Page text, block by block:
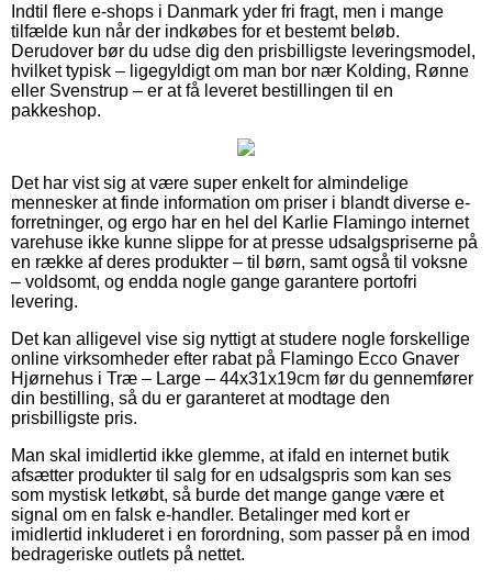
Indtil flere e-shops i Danmark yder fri fragt, men i mange
tilfælde kun når der indkøbes for et bestemt beløb.
Derudover bør du udse dig den prisbilligste leveringsmodel,
hvilket typisk – ligegyldigt om man bor nær Kolding, Rønne
eller Svenstrup – er at få leveret bestillingen til en
pakkeshop.
Det har vist sig at være super enkelt for almindelige
mennesker at finde information om priser i blandt diverse e-
forretninger, og ergo har en hel del Karlie Flamingo internet
varehuse ikke kunne slippe for at presse udsalgspriserne på
en række af deres produkter – til børn, samt også til voksne
– voldsomt, og endda nogle gange garantere portofri
levering.
Det kan alligevel vise sig nyttigt at studere nogle forskellige
online virksomheder efter rabat på Flamingo Ecco Gnaver
Hjørnehus i Træ – Large – 44x31x19cm før du gennemfører
din bestilling, så du er garanteret at modtage den
prisbilligste pris.
Man skal imidlertid ikke glemme, at ifald en internet butik
afsætter produkter til salg for en udsalgspris som kan ses
som mystisk letkøbt, så burde det mange gange være et
signal om en falsk e-handler. Betalinger med kort er
imidlertid inkluderet i en forordning, som passer på en imod
bedrageriske outlets på nettet.